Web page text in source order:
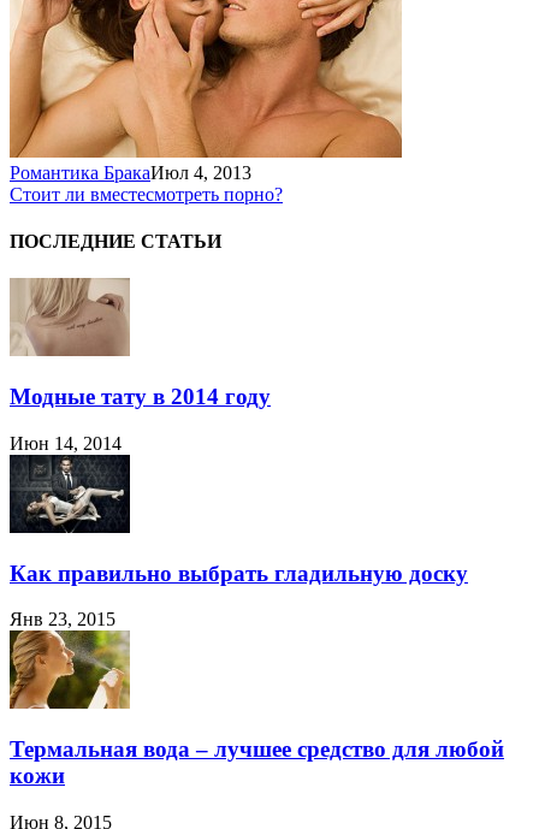
Романтика БракаИюл 4, 2013
Стоит ли вместесмотреть порно?
ПОСЛЕДНИЕ СТАТЬИ
Модные тату в 2014 году
Июн 14, 2014
Как правильно выбрать гладильную доску
Янв 23, 2015
Термальная вода – лучшее средство для любой
кожи
Июн 8, 2015